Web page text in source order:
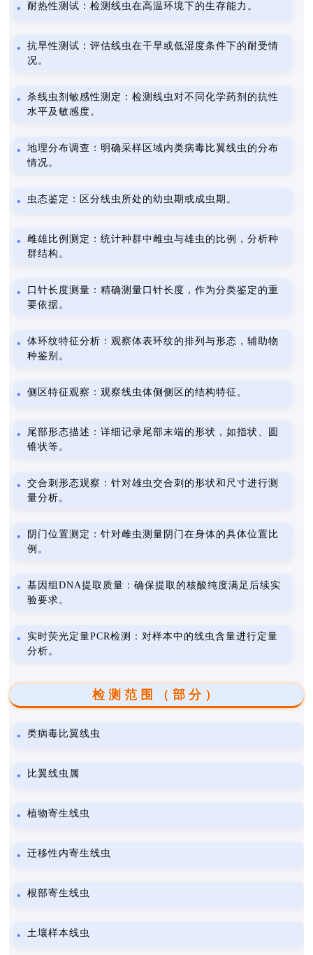
耐热性测试：检测线虫在高温环境下的生存能力。
抗旱性测试：评估线虫在干旱或低湿度条件下的耐受情
况。
杀线虫剂敏感性测定：检测线虫对不同化学药剂的抗性
水平及敏感度。
地理分布调查：明确采样区域内类病毒比翼线虫的分布
情况。
虫态鉴定：区分线虫所处的幼虫期或成虫期。
雌雄比例测定：统计种群中雌虫与雄虫的比例，分析种
群结构。
口针长度测量：精确测量口针长度，作为分类鉴定的重
要依据。
体环纹特征分析：观察体表环纹的排列与形态，辅助物
种鉴别。
侧区特征观察：观察线虫体侧侧区的结构特征。
尾部形态描述：详细记录尾部末端的形状，如指状、圆
锥状等。
交合刺形态观察：针对雄虫交合刺的形状和尺寸进行测
量分析。
阴门位置测定：针对雌虫测量阴门在身体的具体位置比
例。
基因组DNA提取质量：确保提取的核酸纯度满足后续实
验要求。
实时荧光定量PCR检测：对样本中的线虫含量进行定量
分析。
检测范围（部分）
类病毒比翼线虫
比翼线虫属
植物寄生线虫
迁移性内寄生线虫
根部寄生线虫
土壤样本线虫